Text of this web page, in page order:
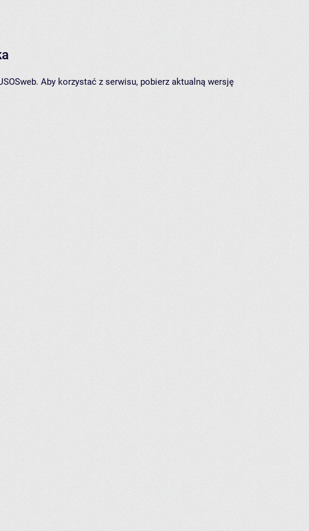
Aby korzystać z serwisu, pobierz aktualną wersję